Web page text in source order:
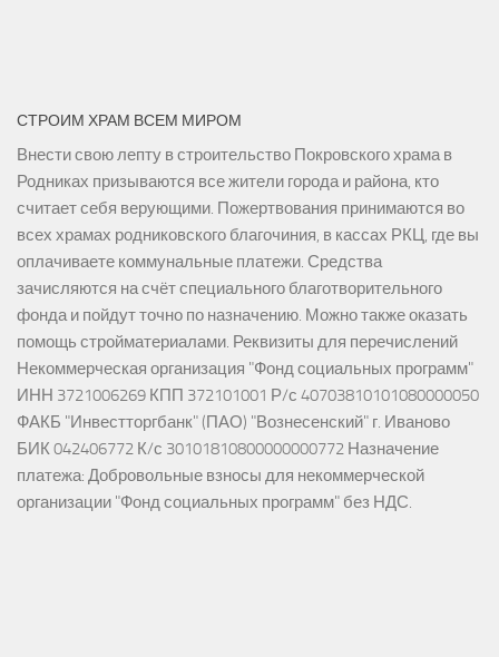
СТРОИМ ХРАМ ВСЕМ МИРОМ
Внести свою лепту в строительство Покровского храма в
Родниках призываются все жители города и района, кто
считает себя верующими. Пожертвования принимаются во
всех храмах родниковского благочиния, в кассах РКЦ, где вы
оплачиваете коммунальные платежи. Средства
зачисляются на счёт специального благотворительного
фонда и пойдут точно по назначению. Можно также оказать
помощь стройматериалами. Реквизиты для перечислений
Некоммерческая организация "Фонд социальных программ"
ИНН 3721006269 КПП 372101001 Р/с 40703810101080000050
ФАКБ "Инвестторгбанк" (ПАО) "Вознесенский" г. Иваново
БИК 042406772 К/с 30101810800000000772 Назначение
платежа: Добровольные взносы для некоммерческой
организации "Фонд социальных программ" без НДС.